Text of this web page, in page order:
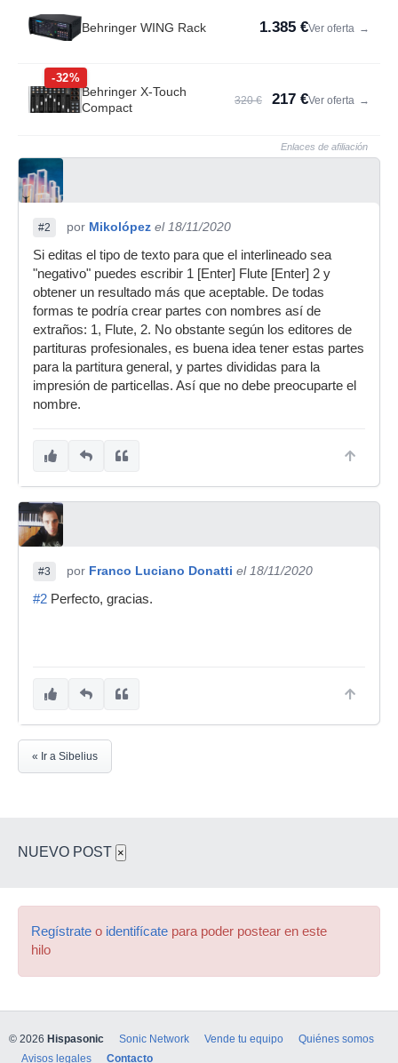
Behringer WING Rack 1.385 €Ver oferta →
-32%
Behringer X-Touch
Compact
320 € 217 €Ver oferta →
Enlaces de afiliación
#2 por Mikolópez el 18/11/2020
Si editas el tipo de texto para que el interlineado sea
"negativo" puedes escribir 1 [Enter] Flute [Enter] 2 y
obtener un resultado más que aceptable. De todas
formas te podría crear partes con nombres así de
extraños: 1, Flute, 2. No obstante según los editores de
partituras profesionales, es buena idea tener estas partes
para la partitura general, y partes divididas para la
impresión de particellas. Así que no debe preocuparte el
nombre.
#3 por Franco Luciano Donatti el 18/11/2020
#2 Perfecto, gracias.
« Ir a Sibelius
NUEVO POST ×
Regístrate o identifícate para poder postear en este
hilo
© 2026 Hispasonic Sonic Network Vende tu equipo
Quiénes somos
Avisos legales
Contacto